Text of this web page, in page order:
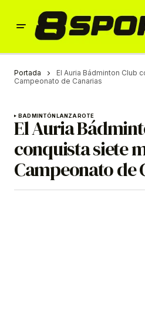
Portada
El Auria Bádminton Club
Campeonato de Canarias
BADMINTÓNLANZAROTE
El Auria
conquista siete
Campeonato de